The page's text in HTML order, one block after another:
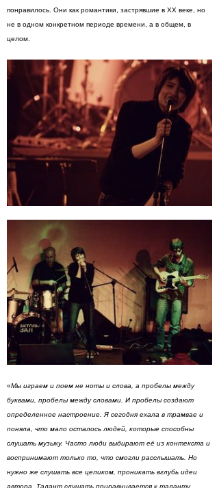
понравилось. Они как романтики, застрявшие в XX веке, но
не в одном конкретном периоде времени, а в общем, в
целом.
«Мы играем и поем не ноты и слова, а пробелы между
буквами, пробелы между словами. И пробелы создают
определенное настроение. Я сегодня ехала в трамвае и
поняла, что мало осталось людей, которые способны
слушать музыку. Часто люди выдирают её из контекста и
воспринимают только то, что смогли расслышать. Но
нужно же слушать все целиком, проникать вглубь идеи
автора. Талант слушать приравнивается к таланту